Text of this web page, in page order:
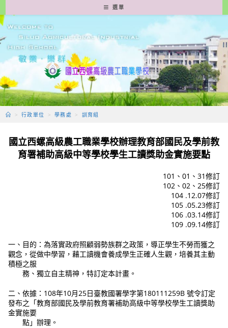
轉
至
要
容
選單
> 行政單位 > 學務處 > 訓育組
國立西螺高級農工職業學校辦理教育部國民及學前教
育署補助高級中等學校學生工讀獎助金實施要點
101、01、31修訂
102、02、25修訂
104 .12.07修訂
105 .05.23修訂
106 .03.14修訂
109 .09.14修訂
一、目的：為落實政府照顧弱勢族群之政策，導正學生不勞而獲之
觀念，從做中學習，藉工讀機會養成學生正確人生觀，培養其主動
積極之服
務、獨立自主精神，特訂定本計畫。
二、依據：108年10月25日臺教國署學字第180111259B 號令訂定
發布之「教育部國民及學前教育署補助高級中等學校學生工讀獎助
金實施要
點」辦理。